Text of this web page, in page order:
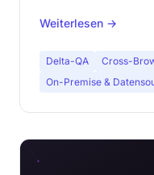
Konkurrenten sind —
Weiterlesen →
Delta-QA Cross-
On-Premise &